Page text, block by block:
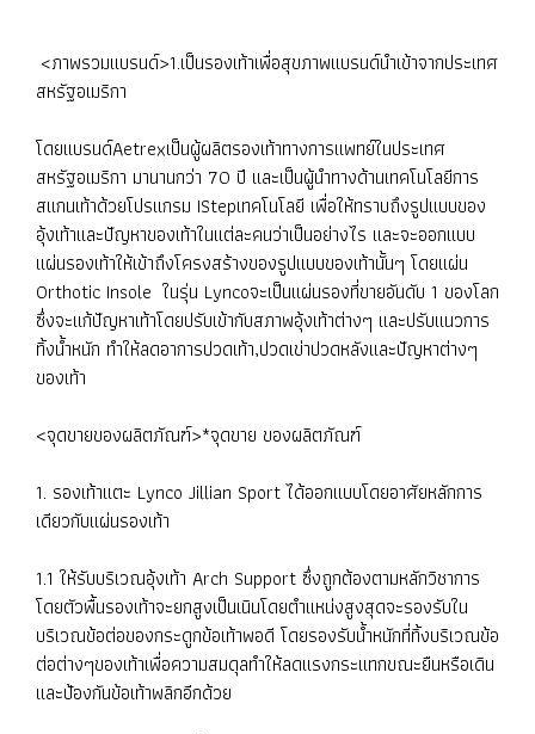
<ภาพรวมแบรนด์>1.เป็นรองเท้าเพื่อสุขภาพแบรนด์นำเข้าจากประเทศ
สหรัฐอเมริกา
โดยแบรนด์Aetrexเป็นผู้ผลิตรองเท้าทางการแพทย์ในประเทศ
สหรัฐอเมริกา มานานกว่า 70 ปี และเป็นผู้นำทางด้านเทคโนโลยีการ
สแกนเท้าด้วยโปรแกรม IStepเทคโนโลยี เพื่อให้ทราบถึงรูปแบบของ
อุ้งเท้าและปัญหาของเท้าในแต่ละคนว่าเป็นอย่างไร และจะออกแบบ
แผ่นรองเท้าให้เข้าถึงโครงสร้างของรูปแบบของเท้านั้นๆ โดยแผ่น
Orthotic Insole ในรุ่น Lyncoจะเป็นแผ่นรองที่ขายอันดับ 1 ของโลก
ซึ่งจะแก้ปัญหาเท้าโดยปรับเข้ากับสภาพอุ้งเท้าต่างๆ และปรับแนวการ
ทิ้งน้ำหนัก ทำให้ลดอาการปวดเท้า,ปวดเข่าปวดหลังและปัญหาต่างๆ
ของเท้า
<จุดขายของผลิตภัณฑ์>*จุดขาย ของผลิตภัณฑ์
1. รองเท้าแตะ Lynco Jillian Sport ได้ออกแบบโดยอาศัยหลักการ
เดียวกับแผ่นรองเท้า
1.1 ให้รับบริเวณอุ้งเท้า Arch Support ซึ่งถูกต้องตามหลักวิชาการ
โดยตัวพื้นรองเท้าจะยกสูงเป็นเนินโดยตำแหน่งสูงสุดจะรองรับใน
บริเวณข้อต่อของกระดูกข้อเท้าพอดี โดยรองรับน้ำหนักที่ทิ้งบริเวณข้อ
ต่อต่างๆของเท้าเพื่อความสมดุลทำให้ลดแรงกระแทกขณะยืนหรือเดิน
และป้องกันข้อเท้าพลิกอีกด้วย